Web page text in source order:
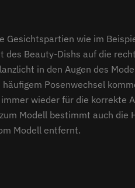
Gesichtspartien wie im
des Beauty-Dishs auf die
in den Augen des
Posenwechsel
wieder für die korrekte
Modell bestimmt auch die
Modell entfernt.